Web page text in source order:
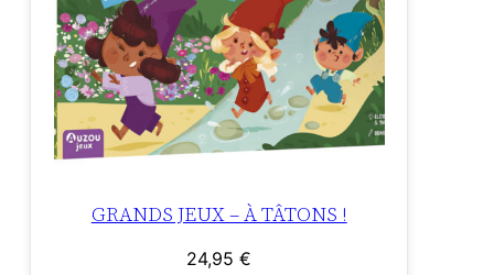
GRANDS JEUX – À TÂTONS !
24,95€